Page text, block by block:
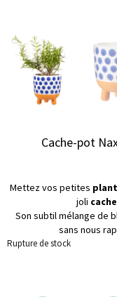
Cache-pot
Mettez vos petites
joli
Son subtil mélange de
sans nous
Rupture de stock